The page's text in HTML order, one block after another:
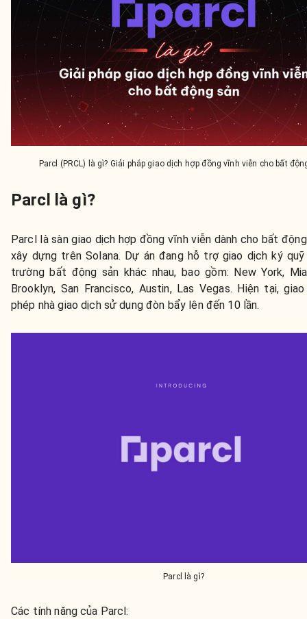
Parcl (PRCL) là gì? Giải pháp giao dịch hợp đồng vĩnh viễn cho bất
Parcl là gì?
Parcl là sàn giao dịch hợp đồng vĩnh viễn dành cho bất
xây dựng trên Solana. Dự án đang hỗ trợ giao dịch ký
trường bất động sản khác nhau, bao gồm: New York,
Brooklyn, San Francisco, Austin, Las Vegas. Hiện tại,
phép nhà giao dịch sử dụng đòn bẩy lên đến 10 lần.
Parcl là gì?
Các tính năng của Parcl: